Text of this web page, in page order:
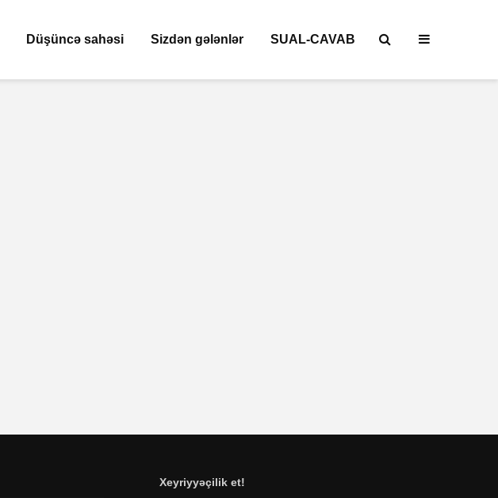
Düşüncə sahəsi Sizdən gələnlər SUAL-CAVAB
Xeyriyyəçilik et!